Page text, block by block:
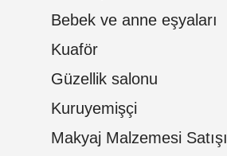
Bebek ve anne eşyaları
Kuaför
Güzellik salonu
Kuruyemişçi
Makyaj Malzemesi Satışı